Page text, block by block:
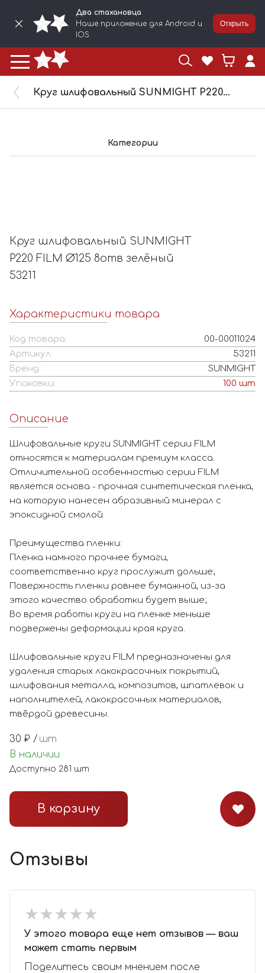
Два стахановца
Наше приложение для Android и
IOS
Открыть
Круг шлифовальный SUNMIGHT P220 FILM Ø125 8отв зелёный 53211
Категории
Круг шлифовальный SUNMIGHT
P220 FILM Ø125 8отв зелёный
53211
Характеристики товара
Код товара:
00-00011024
Артикул:
53211
Бренд:
SUNMIGHT
Упаковки:
100 шт
Описание
Шлифовальные круги SUNMIGHT серии FILM
относятся к материалам премиум класса.
Отличительной особенностью серии FILM
является основа - прочная синтетическая пленка,
на которую нанесен абразивный минерал с
эпоксидной смолой.
Преимущества пленки:
Пленка намного прочнее бумаги,
соответственно круг прослужит дольше;
Поверхность пленки ровнее бумажной, из-за
этого качество обработки будет выше;
Во время работы круги на пленке меньше
подвержены деформации края круга.
Шлифовальные круги FILM предназначены для
удаления старых лакокрасочных покрытий,
шлифования металла, композитов, шпатлевок и
наполнителей, лакокрасочных материалов,
твёрдой древесины.
30 ₽ / шт
В наличии
Доступно 281 шт
В корзину
Отзывы
★★★★★
★★★★★
У этого товара еще нет отзывов — ваш
может стать первым
Поделитесь своим мнением после